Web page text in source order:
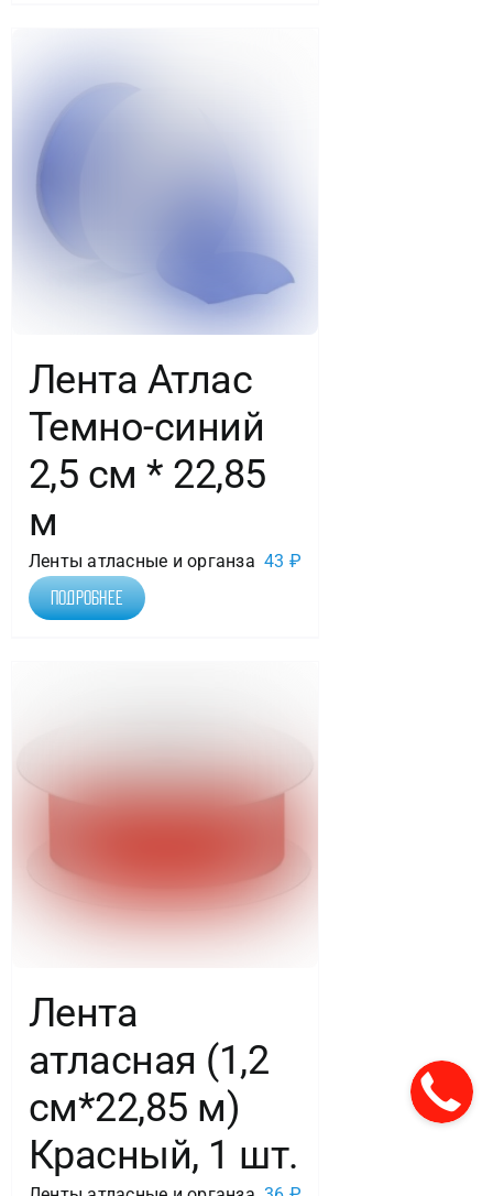
Лента Атлас
Темно-синий
2,5 см * 22,85
м
Ленты атласные и органза 43 ₽
Подробнее
Лента
атласная (1,2
см*22,85 м)
Красный, 1 шт.